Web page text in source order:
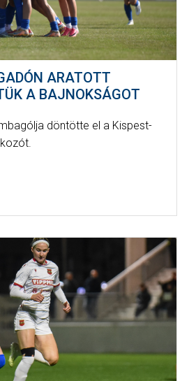
ARATOTT
A BAJNOKSÁGOT
döntötte el a Kispest-